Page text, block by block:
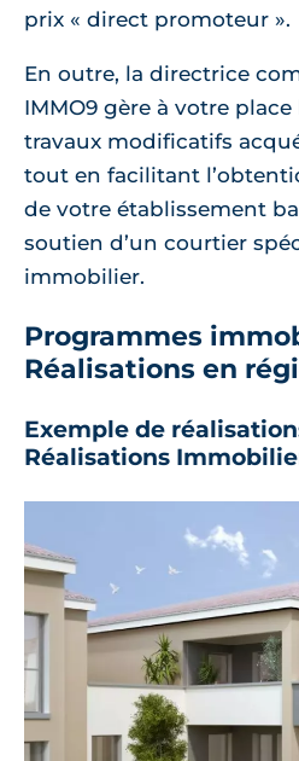
prix « direct promoteur ».
En outre, la directrice
IMMO9 gère à votre
travaux modificatifs
tout en facilitant
de votre établissement
soutien d’un courtier
immobilier.
Programmes
Réalisations en
Exemple de
Réalisations